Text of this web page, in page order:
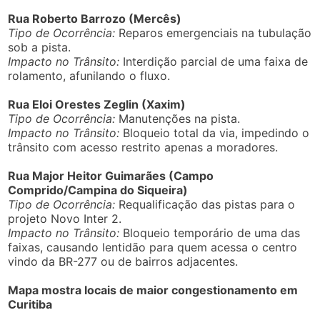
Rua Roberto Barrozo (Mercês)
Tipo de Ocorrência: Reparos emergenciais na tubulação
sob a pista.
Impacto no Trânsito: Interdição parcial de uma faixa de
rolamento, afunilando o fluxo.
Rua Eloi Orestes Zeglin (Xaxim)
Tipo de Ocorrência: Manutenções na pista.
Impacto no Trânsito: Bloqueio total da via, impedindo o
trânsito com acesso restrito apenas a moradores.
Rua Major Heitor Guimarães (Campo
Comprido/Campina do Siqueira)
Tipo de Ocorrência: Requalificação das pistas para o
projeto Novo Inter 2.
Impacto no Trânsito: Bloqueio temporário de uma das
faixas, causando lentidão para quem acessa o centro
vindo da BR-277 ou de bairros adjacentes.
Mapa mostra locais de maior congestionamento em
Curitiba